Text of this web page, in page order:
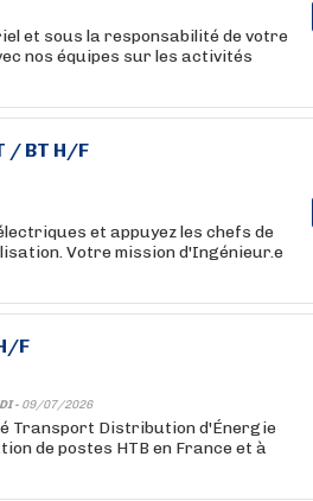
et sous la responsabilité de votre
nos équipes sur les activités
/ BT H/F
et appuyez les chefs de
Votre mission d'Ingénieur.e
F
- 09/07/2026
Transport Distribution d'Énergie
de postes HTB en France et à